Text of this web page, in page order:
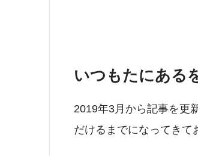
いつもたにある
2019年3月から記事を更
だけるまでになってきて